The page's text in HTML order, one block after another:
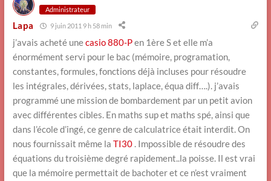
Administrateur
Lapa 9 juin 2011 9 h 58 min
j’avais acheté unecasio 880-Pen 1ère S et elle m’a
énormément servi pour le bac (mémoire, programation,
constantes, formules, fonctions déjà incluses pour résoudre
les intégrales, dérivées, stats, laplace, équa diff….). j’avais
programmé une mission de bombardement par un petit avion
avec différentes cibles. En maths sup et maths spé, ainsi que
dans l’école d’ingé, ce genre de calculatrice était interdit. On
nous fournissait même la TI30. Impossible de résoudre des
équations du troisième degré rapidement..la poisse. Il est vrai
que la mémoire permettait de bachoter et ce n’est vraiment